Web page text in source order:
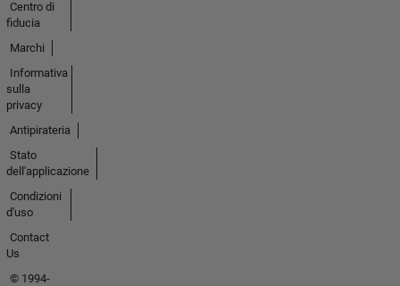
Centro di
fiducia
Marchi
Informativa
sulla
privacy
Antipirateria
Stato
dell'applicazione
Condizioni
d'uso
Contact
Us
© 1994-